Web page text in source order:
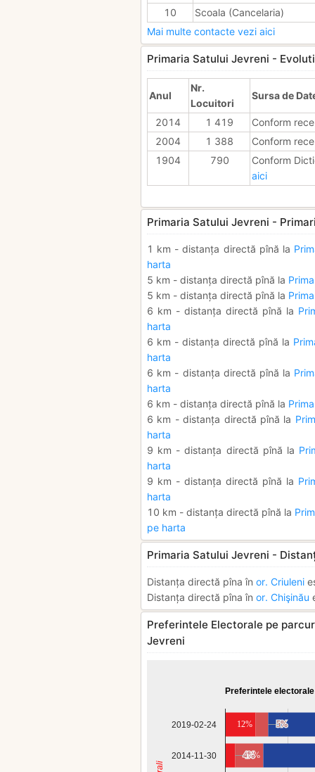
10
Scoala (Cancelaria)
Mai multe contacte vezi aici
Primaria Satului Jevreni -
Anul
Nr.
Locuitori
Sursa de
2014 1 419
Conform
2004
1 388
Conform
1904
790
Conform
aici
Primaria Satului Jevreni -
1 km - distanța directă pînă la
harta
5 km - distanța directă pînă la
5 km - distanța directă pînă la
6 km - distanța directă pînă la
harta
6 km - distanța directă pînă la
harta
6 km - distanța directă pînă la
harta
6 km - distanța directă pînă la
6 km - distanța directă pînă la
harta
9 km - distanța directă pînă la
harta
9 km - distanța directă pînă la
harta
10 km - distanța directă pînă la
pe harta
Primaria Satului Jevreni -
Distanța directă pîna în or. Criuleni
Distanța directă pîna în or. Chişinău
Preferintele Electorale pe
Jevreni
Preferintele
2019-02-24
2014-11-30
12%
4%
4%
5%
5%
11%